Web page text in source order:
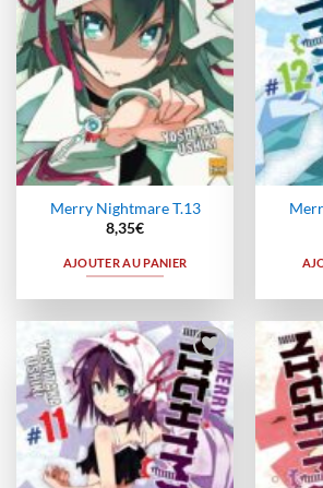
Merry Nightmare T.13
8,35€
AJOUTER AU PANIER
Ajouter
à la
wishlist